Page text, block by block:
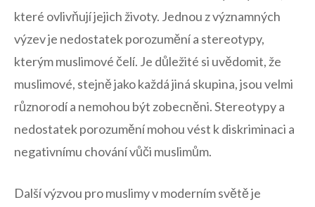
které‍ ovlivňují jejich životy. Jednou​ z⁢ významných
výzev je nedostatek‍ porozumění a stereotypy,⁢
kterým​ muslimové čelí. Je důležité si​ uvědomit, že
⁢muslimové, stejně jako ⁤každá jiná skupina, jsou velmi
různorodí a nemohou ‌být zobecněni.​ Stereotypy ​a⁤
nedostatek porozumění mohou vést k diskriminaci a
negativnímu chování vůči ‍muslimům.
Další výzvou ​pro‍ muslimy‍ v moderním světě ⁢je